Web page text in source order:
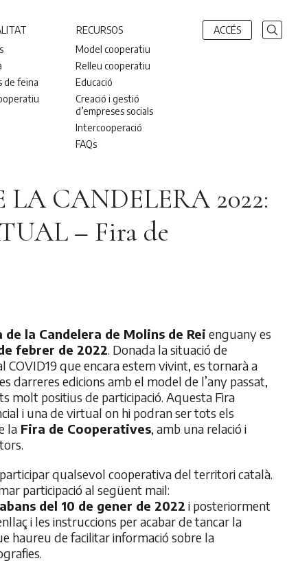
de feina
RECURSOS
Model cooperatiu
Relleu cooperatiu
Educació
Creació i gestió
d’empreses socials
Intercooperació
FAQs
ACCÉS
LA CANDELERA 2022:
– Fira de
de la Candelera de Molins de Rei enguany es
febrer de 2022. Donada la situació de
que encara estem vivint, es tornarà a
darreres edicions amb el model de l’any passat,
molt positius de participació. Aquesta Fira
i una de virtual on hi podran ser tots els
la Fira de Cooperatives, amb una relació i
qualsevol cooperativa del territori català.
participació al següent mail:
abans del 10 de gener de 2022 i posteriorment
i les instruccions per acabar de tancar la
haureu de facilitar informació sobre la